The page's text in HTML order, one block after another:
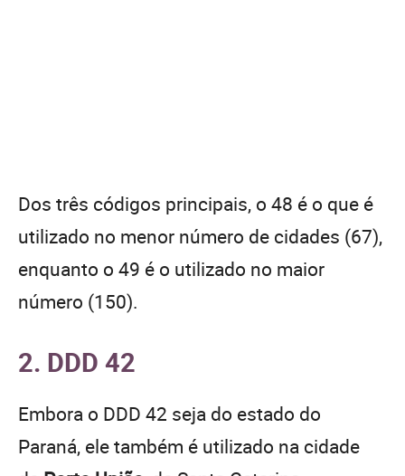
Dos três códigos principais, o 48 é o que é
utilizado no menor número de cidades (67),
enquanto o 49 é o utilizado no maior
número (150).
2. DDD 42
Embora o DDD 42 seja do estado do
Paraná, ele também é utilizado na cidade